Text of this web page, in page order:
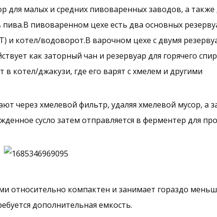
малых и средних пивоваренных заводов, а также
пивоваренном цехе есть два основных
и котел/водоворот.В варочном цехе с двумя
как заторный чан и резервуар для горячего
котел/джакузи, где его варят с хмелем и другими
через хмелевой фильтр, удаляя хмелевой мусор, а
сусло затем отправляется в ферментер для
относительно компактен и занимает гораздо
дополнительная емкость.